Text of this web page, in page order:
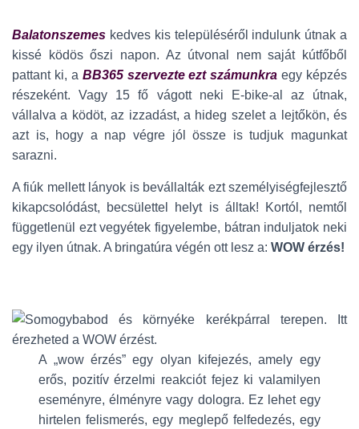
Balatonszemes kedves kis településéről indulunk útnak a
kissé ködös őszi napon. Az útvonal nem saját kútfőből
pattant ki, a BB365 szervezte ezt számunkra egy képzés
részeként. Vagy 15 fő vágott neki E-bike-al az útnak,
vállalva a ködöt, az izzadást, a hideg szelet a lejtőkön, és
azt is, hogy a nap végre jól össze is tudjuk magunkat
sarazni.
A fiúk mellett lányok is bevállalták ezt személyiségfejlesztő
kikapcsolódást, becsülettel helyt is álltak! Kortól, nemtől
függetlenül ezt vegyétek figyelembe, bátran induljatok neki
egy ilyen útnak. A bringatúra végén ott lesz a: WOW érzés!
A „wow érzés” egy olyan kifejezés, amely egy
erős, pozitív érzelmi reakciót fejez ki valamilyen
eseményre, élményre vagy dologra. Ez lehet egy
hirtelen felismerés, egy meglepő felfedezés, egy